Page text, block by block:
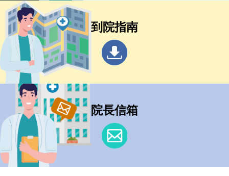
到院指南
院長信箱